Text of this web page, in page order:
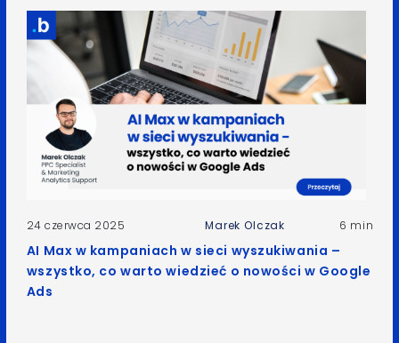
24 czerwca 2025 Marek Olczak 6 min
AI Max w kampaniach w sieci wyszukiwania –
wszystko, co warto wiedzieć o nowości w Google
Ads